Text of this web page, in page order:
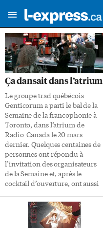
Ça dansait dans l’atrium
Le groupe trad québécois
Genticorum a parti le bal de la
Semaine de la francophonie à
Toronto, dans l’atrium de
Radio-Canada le 20 mars
dernier. Quelques centaines de
personnes ont répondu à
l’invitation des organisateurs
de la Semaine et, après le
cocktail d’ouverture, ont aussi
torontois Amélie et les singes
bleus, puis Madascar Slim et
Donné Roberts.